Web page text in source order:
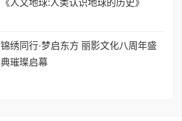
《人文地球:人类认识地球的历史》
锦绣同行·梦启东方 丽影文化八周年盛
典璀璨启幕